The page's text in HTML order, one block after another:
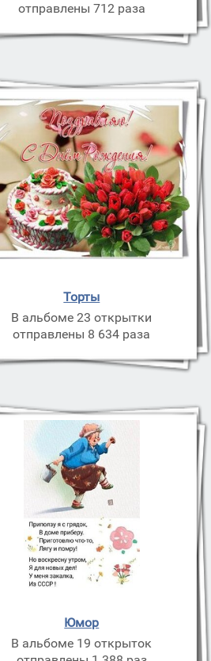
отправлены 712 раза
Торты
В альбоме 23 открытки
отправлены 8 634 раза
Юмор
В альбоме 19 открыток